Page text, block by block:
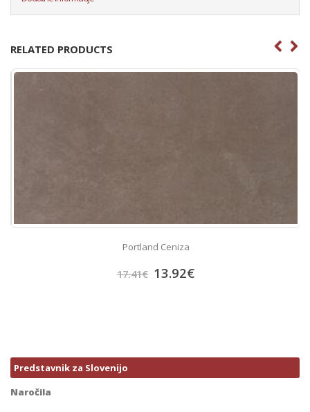
RELATED PRODUCTS
Portland Ceniza
17.41€ 13.92€
Predstavnik za Slovenijo
Naročila